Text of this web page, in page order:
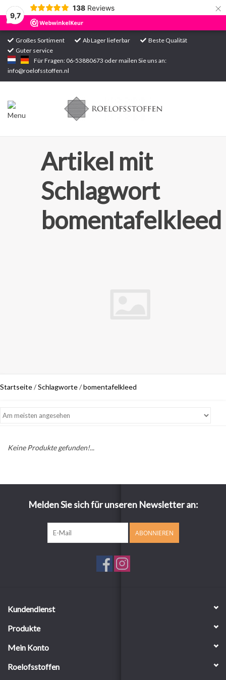
9,7
138 Reviews ×
Großes Sortiment Ab Lager lieferbar
Beste Qualität
Guter service
Für Fragen: 06-53880673 oder mailen Sie uns an:
info@roelofsstoffen.nl
Startseite
Sortiment
Artikel mit
Schlagwort
bomentafelkleed
Startseite/Schlagworte/bomentafelkleed
Keine Produkte gefunden!...
Melden Sie sich für unseren Newsletter an:
ABONNIEREN
Kundendienst
Produkte
Mein Konto
Roelofsstoffen